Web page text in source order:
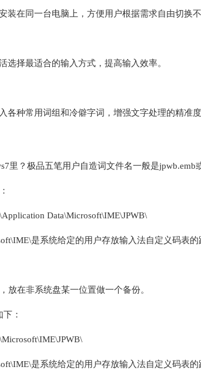
装在同一台电脑上，方便用户根据需求自由切换不
选择最适合的输入方式，提高输入效率。
各种常用词组和冷僻字词，增强文字处理的精准度
里？极品五笔用户自造词文件名一般是jpwb.emb
Data\Microsoft\IME\JPWB\
是系统给定的用户存放输入法自定义码表的
放在非系统盘某一位置做一个备份。
：
是系统给定的用户存放输入法自定义码表的